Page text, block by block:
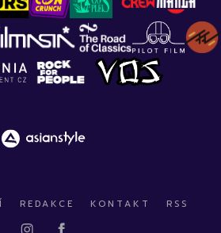
REDAKCE KONTAKT RSS